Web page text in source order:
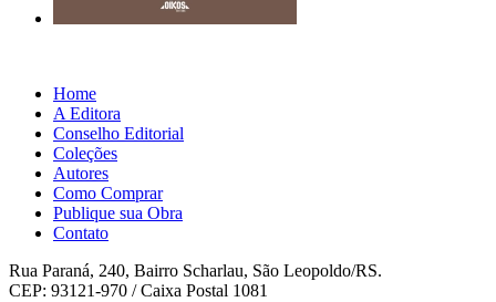
Home
A Editora
Conselho Editorial
Coleções
Autores
Como Comprar
Publique sua Obra
Contato
Rua Paraná, 240, Bairro Scharlau, São Leopoldo/RS.
CEP: 93121-970 / Caixa Postal 1081